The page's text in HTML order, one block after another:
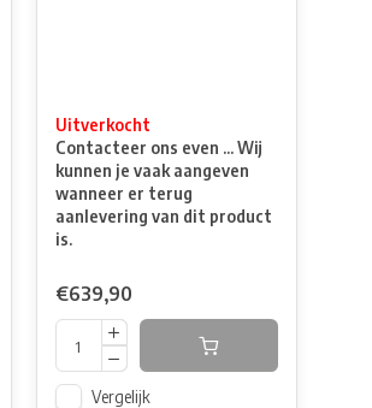
Uitverkocht
Contacteer ons even ... Wij
kunnen je vaak aangeven
wanneer er terug
aanlevering van dit product
is.
€639,90
Vergelijk